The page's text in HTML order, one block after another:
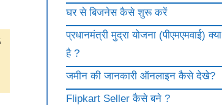
घर से बिजनेस कैसे शुरू करें
प्रधानमंत्री मुद्रा योजना (पीएमएमवाई) क्या
है ?
जमीन की जानकारी ऑनलाइन कैसे देखे?
Flipkart Seller कैसे बने ?